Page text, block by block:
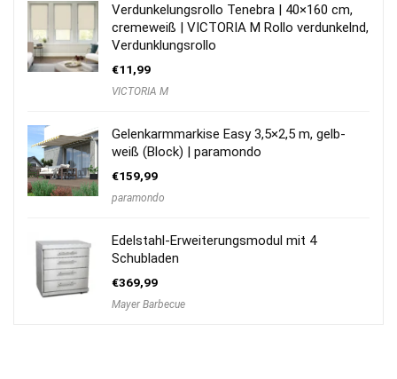
Verdunkelungsrollo Tenebra | 40×160 cm,
cremeweiß | VICTORIA M Rollo verdunkelnd,
Verdunklungsrollo
€11,99
VICTORIA M
Gelenkarmmarkise Easy 3,5×2,5 m, gelb-
weiß (Block) | paramondo
€159,99
paramondo
Edelstahl-Erweiterungsmodul mit 4
Schubladen
€369,99
Mayer Barbecue